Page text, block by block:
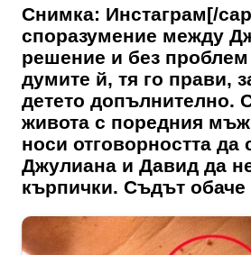
Снимка: Инстаграм[/
споразумение между
решение и без
думите й, тя го прави,
детето допълнително.
живота с поредния мъж
носи отговорността
Джулиана и Давид да
кърпички. Съдът обаче